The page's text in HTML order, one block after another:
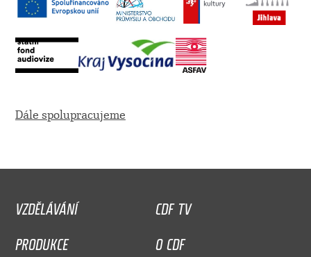
Dále spolupracujeme
VZDĚLÁVÁNÍ
CDF TV
PRODUKCE
O CDF